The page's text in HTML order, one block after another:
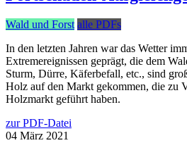
Wald und Forst alle PDFs
In den letzten Jahren war das Wetter
Extremereignissen geprägt, die dem
Sturm, Dürre, Käferbefall, etc., sind
Holz auf den Markt gekommen, die zu
Holzmarkt geführt haben.
zur PDF-Datei
04 März 2021